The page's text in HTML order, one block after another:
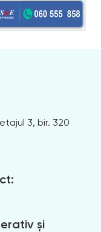
3, bir. 320
și